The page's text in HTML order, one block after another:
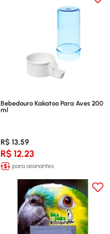
Bebedouro Kakatoo Para Aves 200
ml
R$ 13,59
R$ 12,23
para assinantes